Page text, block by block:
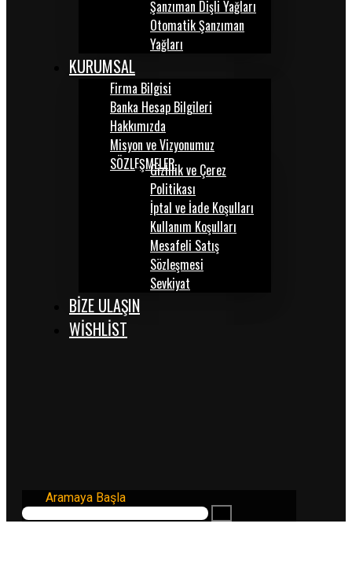
Şanzıman Dişli Yağları
Otomatik Şanzıman
Yağları
KURUMSAL
Firma Bilgisi
Banka Hesap Bilgileri
Hakkımızda
Misyon ve Vizyonumuz
SÖZLEŞMELERGizlilik ve Çerez
Politikası
İptal ve İade Koşulları
Kullanım Koşulları
Mesafeli Satış
Sözleşmesi
Sevkiyat
BİZE ULAŞIN
WISHLIST
Aramaya Başla